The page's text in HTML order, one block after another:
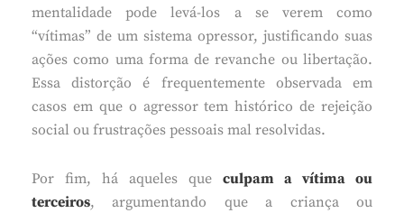
mentalidade pode levá-los a se verem como
“vítimas” de um sistema opressor, justificando suas
ações como uma forma de revanche ou libertação.
Essa distorção é frequentemente observada em
casos em que o agressor tem histórico de rejeição
social ou frustrações pessoais mal resolvidas.
Por fim, há aqueles que culpam a vítima ou
terceiros, argumentando que a criança ou